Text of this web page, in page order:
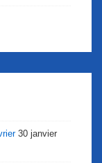
30 janvier